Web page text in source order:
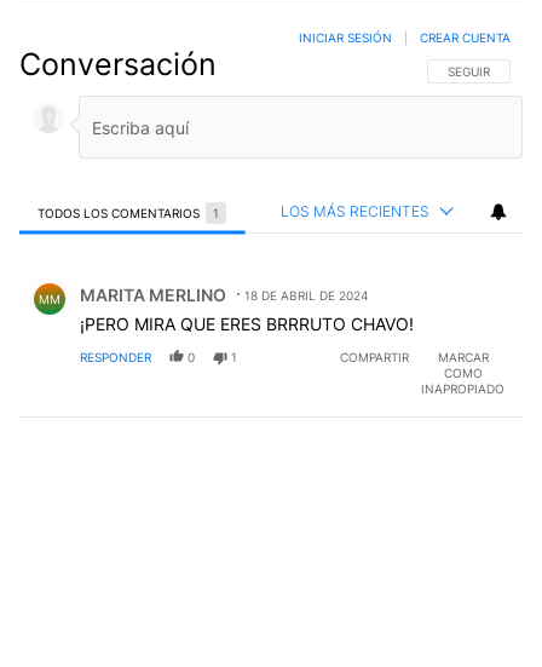
Conversación SIGA ESTA
SEGUIR
INICIAR SESIÓN CREAR CUENTA
TODOS LOS COMENTARIOS 1 LOS MÁS RECIENTES
MM MARITA MERLINO 18 DE ABRIL DE 2024
¡PERO MIRA QUE ERES BRRRUTO CHAVO!
RESPONDER 0 1 COMPARTIR
MARCAR
COMO
INAPROPIADO